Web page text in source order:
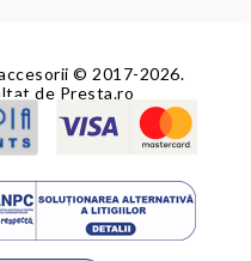
© 2017-2026.
de Presta.ro